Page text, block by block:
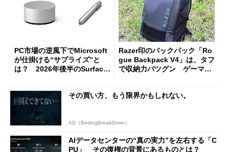
PC市場の逆風下でMicrosoft
が仕掛ける“サプライズ”と
は？ 2026年後半のSurface
Razer印のバックパック「Ro
gue Backpack V4」は、タフ
で収納力バツグン ゲーマー
その買い方、もう限界かもしれない。
AD（BettingBreakDown）
AIデータセンターの“真の実力”を左右する「C
PU」 その復権の背景にあるものとは？